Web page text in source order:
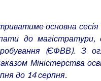
основна сесія
до
(ЄФВВ). З
Міністерства
до 14 серпня.